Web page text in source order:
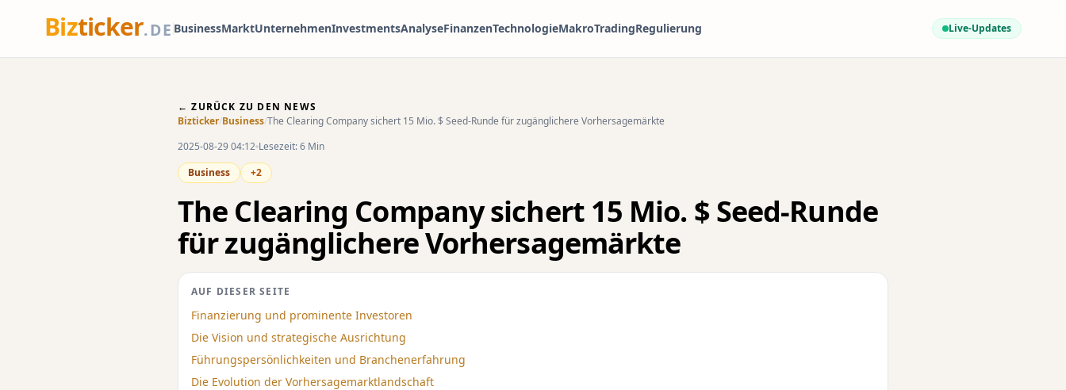
Bizticker.DE BusinessMarktUnternehmenInvestmentsAnalyseFinanzenTechnologieMakroTradingRegulierung Live-Updates
← ZURÜCK ZU DEN NEWS
Bizticker/Business/The Clearing Company sichert 15 Mio. $ Seed-Runde für zugänglichere Vorhersagemärkte
2025-08-29 04:12 Lesezeit: 6 Min
Business
+2
The Clearing Company sichert 15 Mio. $ Seed-Runde
für zugänglichere Vorhersagemärkte
AUF DIESER SEITE
Finanzierung und prominente Investoren
Die Vision und strategische Ausrichtung
Führungspersönlichkeiten und Branchenerfahrung
Die Evolution der Vorhersagemarktlandschaft